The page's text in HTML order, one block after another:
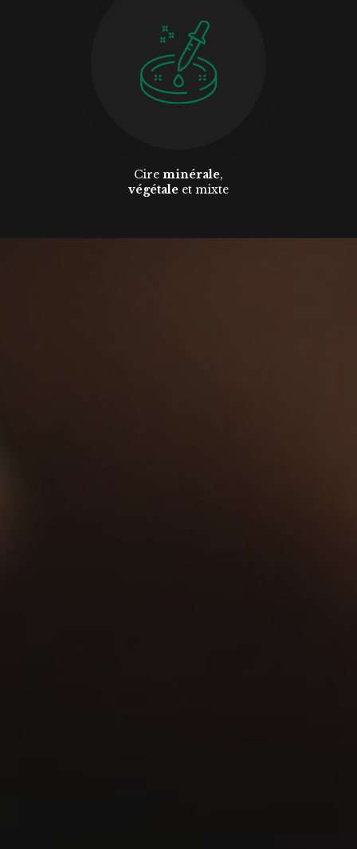
Cire minérale,
végétale et mixte